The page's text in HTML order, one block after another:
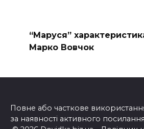
“Маруся”
Марко Вовчок
Повне або часткове
за наявності активного